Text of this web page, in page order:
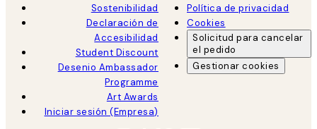
Sostenibilidad
Declaración de
Accesibilidad
Student Discount
Desenio Ambassador
Programme
Art Awards
Iniciar sesión (Empresa)
Política de privacidad
Cookies
Solicitud para cancelar
el pedido
Gestionar cookies